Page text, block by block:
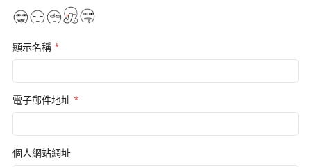
顯示名稱 *
電子郵件地址 *
個人網站網址